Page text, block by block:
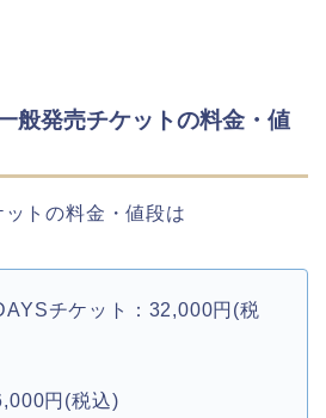
般発売チケットの料金・値
トの料金・値段は
チケット：32,000円(税
円(税込)